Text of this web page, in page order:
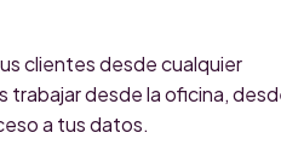
clientes desde cualquier
trabajar desde la oficina,
a tus datos.